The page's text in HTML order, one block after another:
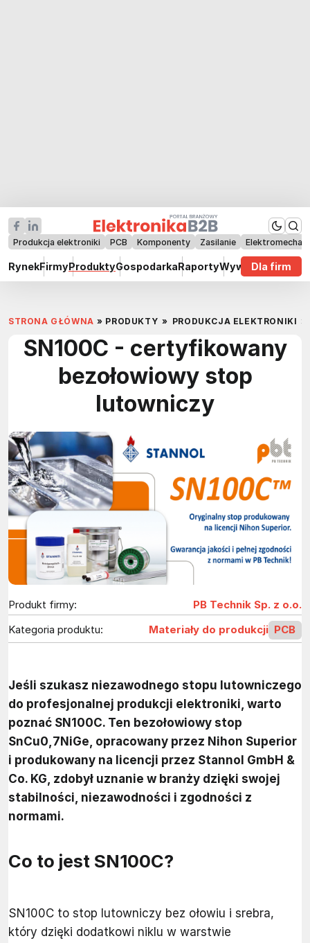
Produkcja elektroniki PCB Komponenty Zasilanie
RynekFirmyProduktyGospodarkaRaportyWywiadyDla firm
STRONA GŁÓWNA » PRODUKTY » PRODUKCJA ELEKTRONIKI »
SN100C - certyfikowany
bezołowiowy stop
lutowniczy
Produkt firmy:
PB Technik Sp. z o.o.
Kategoria produktu:
Materiały do produkcji PCB
Jeśli szukasz niezawodnego stopu lutowniczego
do profesjonalnej produkcji elektroniki, warto
poznać SN100C. Ten bezołowiowy stop
SnCu0,7NiGe, opracowany przez Nihon Superior
i produkowany na licencji przez Stannol GmbH &
Co. KG, zdobył uznanie w branży dzięki swojej
stabilności, niezawodności i zgodności z
normami.
Co to jest SN100C?
SN100C to stop lutowniczy bez ołowiu i srebra,
który dzięki dodatkowi niklu w warstwie